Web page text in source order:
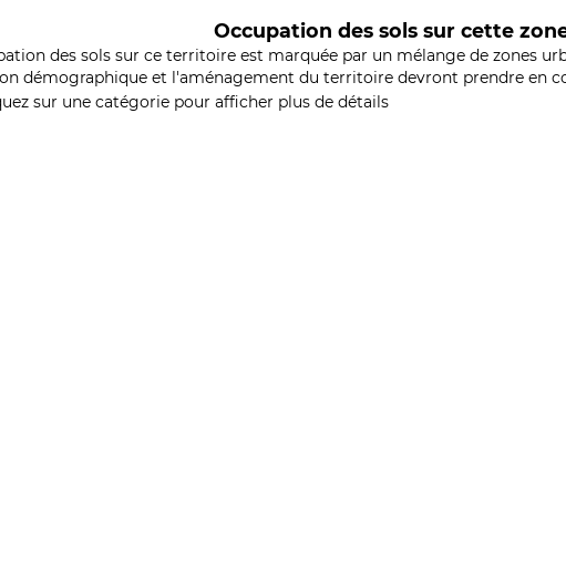
Occupation des sols sur cette
des sols sur ce territoire est marquée par un mélange de zones
démographique et l'aménagement du territoire devront prendre en
sur une catégorie pour afficher plus de détails